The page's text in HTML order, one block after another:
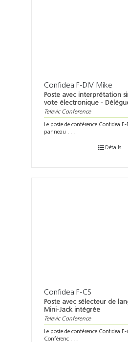
Confidea F-DIV Mike
Poste avec interprétation
vote électronique -
Televic Conference
Le poste de conférence Confidea
panneau . . .
Détails
Confidea F-CS
Poste avec sélecteur de
Mini-Jack intégrée
Televic Conference
Le poste de conférence Confidea F-
Conférenc . . .